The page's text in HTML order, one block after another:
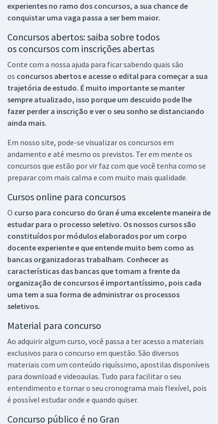
experientes no ramo dos concursos, a sua chance de
conquistar uma vaga passa a ser bem maior.
Concursos abertos: saiba sobre todos
os concursos com inscrições abertas
Conte com a nossa ajuda para ficar sabendo quais são
os concursos abertos e acesse o edital para começar a sua
trajetória de estudo. É muito importante se manter
sempre atualizado, isso porque um descuido pode lhe
fazer perder a inscrição e ver o seu sonho se distanciando
ainda mais.
Em nosso site, pode-se visualizar os concursos em
andamento e até mesmo os previstos. Ter em mente os
concursos que estão por vir faz com que você tenha como se
preparar com mais calma e com muito mais qualidade.
Cursos online para concursos
O curso para concurso do Gran é uma excelente maneira de
estudar para o processo seletivo. Os nossos cursos são
constituídos por módulos elaborados por um corpo
docente experiente e que entende muito bem como as
bancas organizadoras trabalham. Conhecer as
características das bancas que tomam a frente da
organização de concursos é importantíssimo, pois cada
uma tem a sua forma de administrar os processos
seletivos.
Material para concurso
Ao adquirir algum curso, você passa a ter acesso a materiais
exclusivos para o concurso em questão. São diversos
materiais com um conteúdo riquíssimo, apostilas disponíveis
para download e videoaulas. Tudo para facilitar o seu
entendimento e tornar o seu cronograma mais flexível, pois
é possível estudar onde e quando quiser.
Concurso público é no Gran